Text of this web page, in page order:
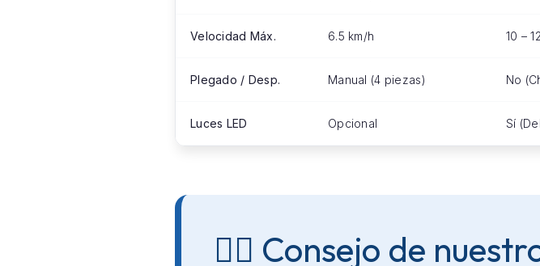
Velocidad Máx. 6.5 km/h 10 –
Plegado / Desp. Manual (4 piezas) No
Luces LED Opcional Sí
👨‍⚕️ Consejo de